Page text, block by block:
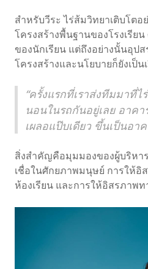
สำหรับวีระ ไร่ส้มวิทยาเติบโตอ
โครงสร้างพื้นฐานของโรงเรี
ของนักเรียน แต่ถึงอย่างนั้นอุป
โครงสร้างและนโยบายก็ยังเป็
“ครั้งแรกที่เราส่งทีมมาที่
นอนในรถกันอยู่เลย อาคา
เผลอแป๊บเดียว ขึ้นเป็นอา
สิ่งสำคัญคือมุมมองของผู้บริหา
เชื่อในศักยภาพมนุษย์ การให้อิ
ห้องเรียน และการให้อิสรภาพท